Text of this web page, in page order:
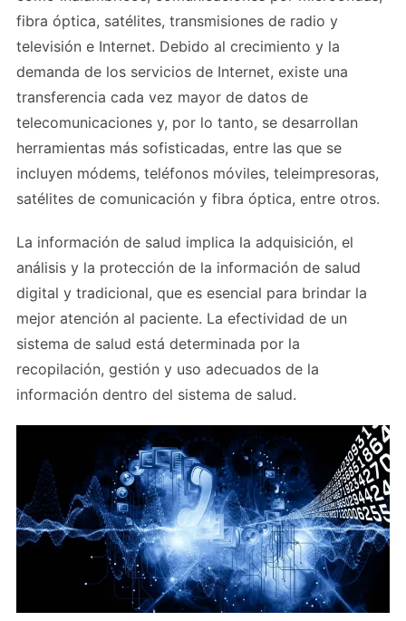
fibra óptica, satélites, transmisiones de radio y
televisión e Internet. Debido al crecimiento y la
demanda de los servicios de Internet, existe una
transferencia cada vez mayor de datos de
telecomunicaciones y, por lo tanto, se desarrollan
herramientas más sofisticadas, entre las que se
incluyen módems, teléfonos móviles, teleimpresoras,
satélites de comunicación y fibra óptica, entre otros.
La información de salud implica la adquisición, el
análisis y la protección de la información de salud
digital y tradicional, que es esencial para brindar la
mejor atención al paciente. La efectividad de un
sistema de salud está determinada por la
recopilación, gestión y uso adecuados de la
información dentro del sistema de salud.